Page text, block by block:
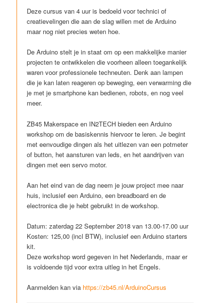
Deze cursus van 4 uur is bedoeld voor technici of
creatievelingen die aan de slag willen met de Arduino
maar nog niet precies weten hoe.
De Arduino stelt je in staat om op een makkelijke manier
projecten te ontwikkelen die voorheen alleen toegankelijk
waren voor professionele techneuten. Denk aan lampen
die je kan laten reageren op beweging, een verwarming die
je met je smartphone kan bedienen, robots, en nog veel
meer.
ZB45 Makerspace en IN2TECH bieden een Arduino
workshop om de basiskennis hiervoor te leren. Je begint
met eenvoudige dingen als het uitlezen van een potmeter
of button, het aansturen van leds, en het aandrijven van
dingen met een servo motor.
Aan het eind van de dag neem je jouw project mee naar
huis, inclusief een Arduino, een breadboard en de
electronica die je hebt gebruikt in de workshop.
Datum: zaterdag 22 September 2018 van 13.00-17.00 uur
Kosten: 125,00 (incl BTW), inclusief een Arduino starters
kit.
Deze workshop word gegeven in het Nederlands, maar er
is voldoende tijd voor extra uitleg in het Engels.
Aanmelden kan via https://zb45.nl/ArduinoCursus